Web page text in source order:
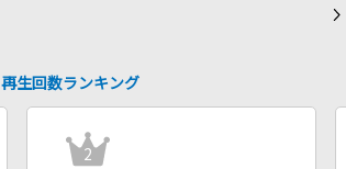
再生回数ランキング
2